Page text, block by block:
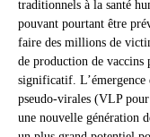
traditionnels à la santé
pouvant pourtant être
faire des millions de
de production de vaccins
significatif. L’émergence
pseudo-virales (VLP
une nouvelle génération